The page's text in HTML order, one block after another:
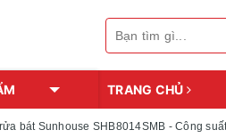
TRANG CHỦ
bát Sunhouse SHB8014SMB - Công